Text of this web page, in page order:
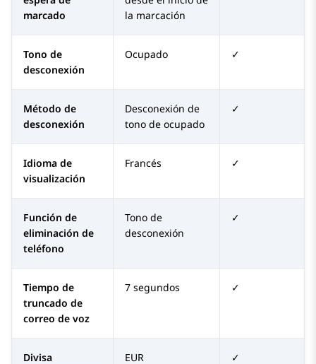
marcado
la marcación
Tono de
desconexión
Ocupado ✓
Método de
desconexión
Desconexión de
tono de ocupado
✓
Idioma de
visualización
Francés ✓
Función de
eliminación de
teléfono
Tono de
desconexión
✓
Tiempo de
truncado de
correo de voz
7 segundos ✓
Divisa
EUR ✓